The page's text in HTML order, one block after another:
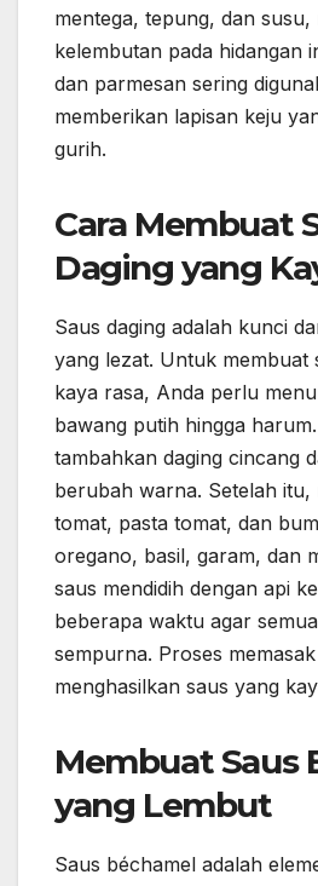
mentega, tepung, dan susu,
kelembutan pada hidangan
dan parmesan sering
memberikan lapisan keju
gurih.
Cara Membuat
Daging yang
Saus daging adalah kunci
yang lezat. Untuk membuat
kaya rasa, Anda perlu
bawang putih hingga
tambahkan daging cincang
berubah warna. Setelah itu,
tomat, pasta tomat, dan
oregano, basil, garam, dan
saus mendidih dengan api
beberapa waktu agar
sempurna. Proses
menghasilkan saus yang
Membuat Saus
yang Lembut
Saus béchamel adalah